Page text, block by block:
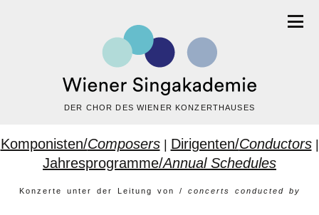
DER CHOR DES WIENER KONZERTHAUSES
Komponisten/Composers| Dirigenten/Conductors|
Jahresprogramme/Annual Schedules
Konzerte unter der Leitung von / concerts conducted by